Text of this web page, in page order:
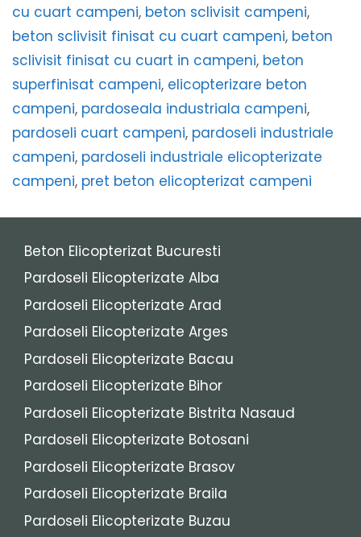
cu cuart campeni, beton sclivisit campeni,
beton sclivisit finisat cu cuart campeni, beton
sclivisit finisat cu cuart in campeni, beton
superfinisat campeni, elicopterizare beton
campeni, pardoseala industriala campeni,
pardoseli cuart campeni, pardoseli industriale
campeni, pardoseli industriale elicopterizate
campeni, pret beton elicopterizat campeni
Beton Elicopterizat Bucuresti
Pardoseli Elicopterizate Alba
Pardoseli Elicopterizate Arad
Pardoseli Elicopterizate Arges
Pardoseli Elicopterizate Bacau
Pardoseli Elicopterizate Bihor
Pardoseli Elicopterizate Bistrita Nasaud
Pardoseli Elicopterizate Botosani
Pardoseli Elicopterizate Brasov
Pardoseli Elicopterizate Braila
Pardoseli Elicopterizate Buzau